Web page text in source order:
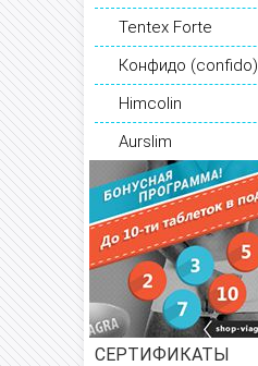
Tentex Forte
Конфидо (confido)
Himcolin
Aurslim
СЕРТИФИКАТЫ